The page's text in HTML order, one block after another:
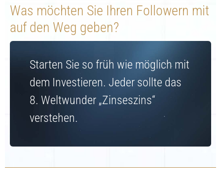
Was möchten Sie Ihren Followern mit
auf den Weg geben?
Starten Sie so früh wie möglich mit
dem Investieren. Jeder sollte das
8. Weltwunder „Zinseszins“
verstehen.